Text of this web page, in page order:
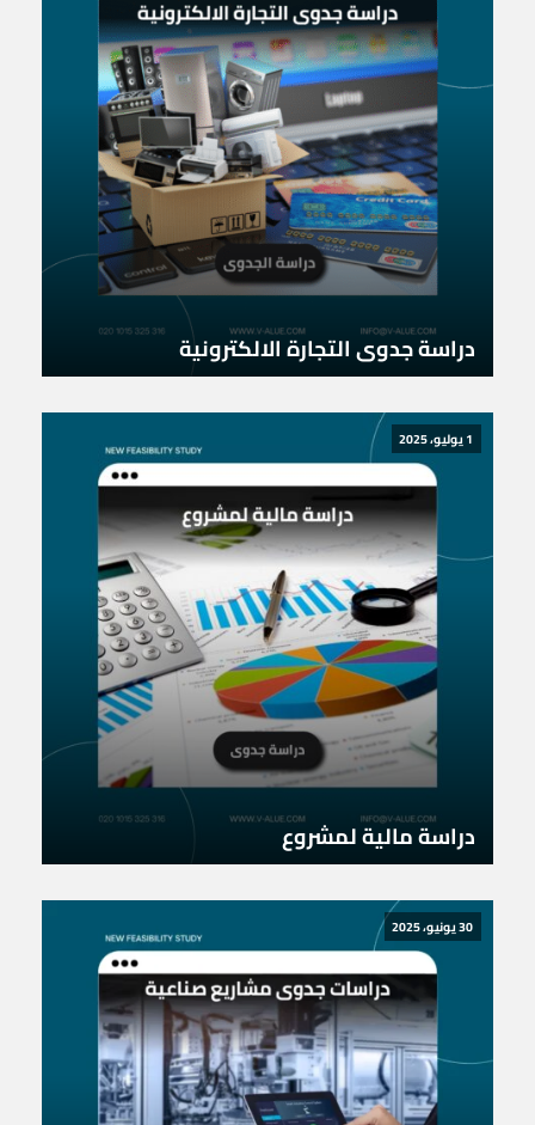
دراسة جدوى التجارة الالكترونية
1 يوليو، 2025
دراسة مالية لمشروع
30 يونيو، 2025